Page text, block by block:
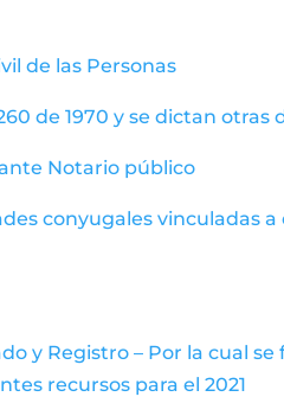
de las Personas
de 1970 y se dictan otras
Notario público
conyugales vinculadas
y Registro – Por la cual se
recursos para el 2021